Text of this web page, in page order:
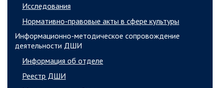
Исследования
Нормативно-правовые акты в сфере культуры
Информационно-методическое сопровождение
деятельности ДШИ
Информация об отделе
Реестр ДШИ